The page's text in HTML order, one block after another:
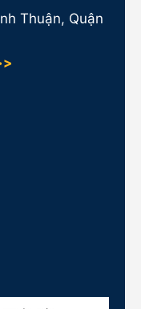
Thuận, Quận